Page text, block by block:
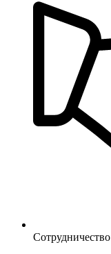
Сотрудничество